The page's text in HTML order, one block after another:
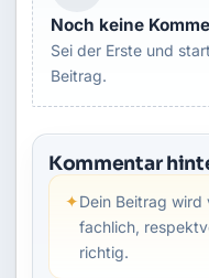
Noch keine
Sei der Erste und
Beitrag.
Kommentar
✦Dein Beitrag
fachlich,
richtig.